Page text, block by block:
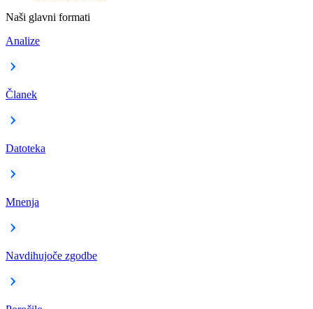
Naši glavni formati
Analize
Članek
Datoteka
Mnenja
Navdihujoče zgodbe